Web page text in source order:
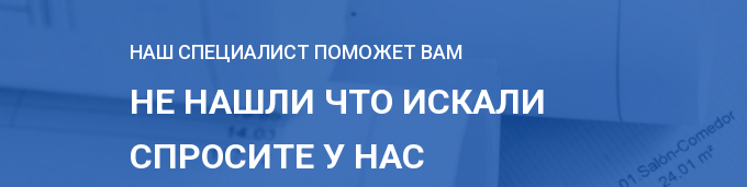
НАШ СПЕЦИАЛИСТ ПОМОЖЕТ ВАМ
НЕ НАШЛИ ЧТО ИСКАЛИ
СПРОСИТЕ У НАС